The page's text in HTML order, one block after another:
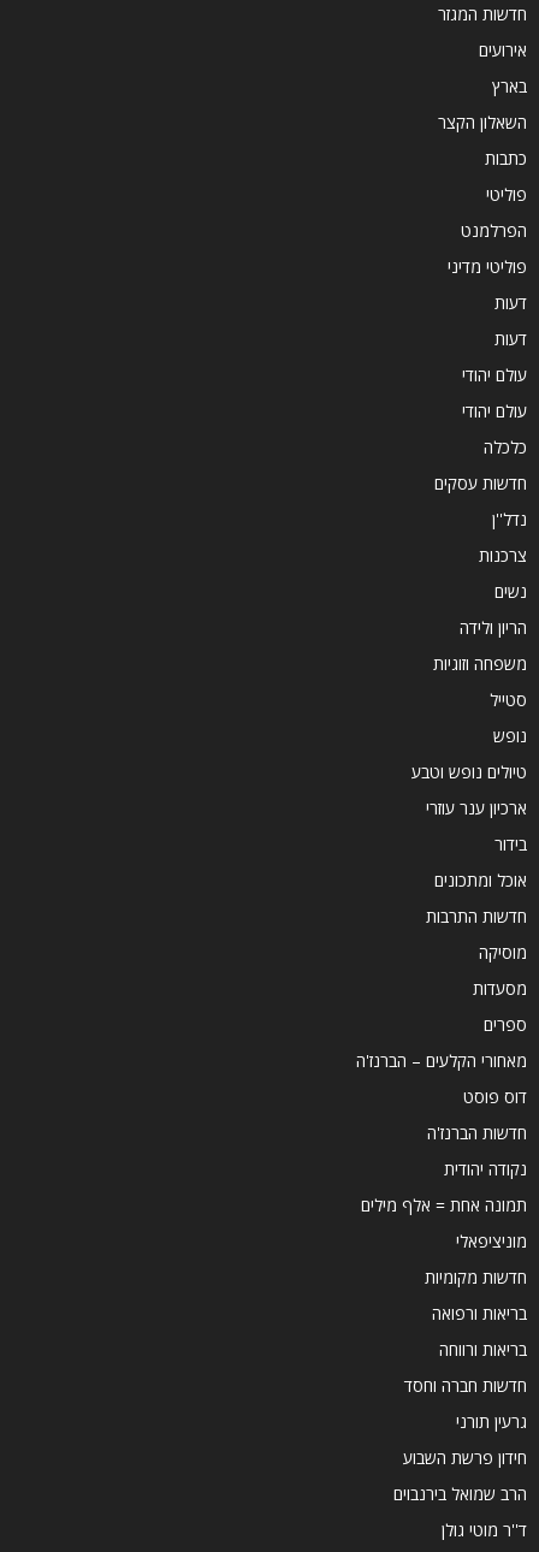
חדשות המגזר
אירועים
בארץ
השאלון הקצר
כתבות
פוליטי
הפרלמנט
פוליטי מדיני
דעות
דעות
עולם יהודי
עולם יהודי
כלכלה
חדשות עסקים
נדל''ן
צרכנות
נשים
הריון ולידה
משפחה וזוגיות
סטייל
נופש
טיולים נופש וטבע
ארכיון ענר עוזרי
בידור
אוכל ומתכונים
חדשות התרבות
מוסיקה
מסעדות
ספרים
מאחורי הקלעים – הברנז'ה
דוס פוסט
חדשות הברנז'ה
נקודה יהודית
תמונה אחת = אלף מילים
מוניציפאלי
חדשות מקומיות
בריאות ורפואה
בריאות ורווחה
חדשות חברה וחסד
גרעין תורני
חידון פרשת השבוע
הרב שמואל בירנבוים
ד''ר מוטי גולן